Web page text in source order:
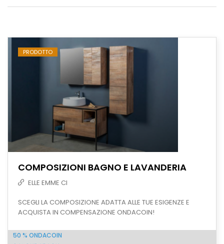
PRODOTTO
COMPOSIZIONI BAGNO E LAVANDERIA
ELLE EMME CI
SCEGLI LA COMPOSIZIONE ADATTA ALLE TUE ESIGENZE E
ACQUISTA IN COMPENSAZIONE ONDACOIN!
50 % ONDACOIN